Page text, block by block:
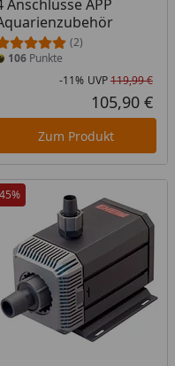
ProzentPreis
Preis
Anschlüsse APP
(2)
106Punkte
-11% UVP119,99 €
105,90 €
Zum Produkt